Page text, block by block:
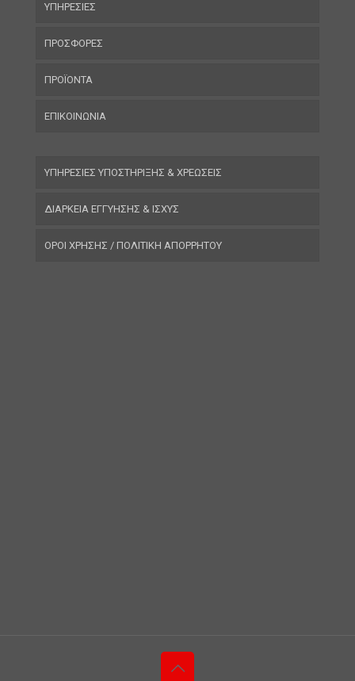
ΥΠΗΡΕΣΙΕΣ
ΠΡΟΣΦΟΡΕΣ
ΠΡΟΪΟΝΤΑ
ΕΠΙΚΟΙΝΩΝΙΑ
ΥΠΗΡΕΣΙΕΣ ΥΠΟΣΤΗΡΙΞΗΣ & ΧΡΕΩΣΕΙΣ
ΔΙΑΡΚΕΙΑ ΕΓΓΥΗΣΗΣ & ΙΣΧΥΣ
ΟΡΟΙ ΧΡΗΣΗΣ / ΠΟΛΙΤΙΚΗ ΑΠΟΡΡΗΤΟΥ